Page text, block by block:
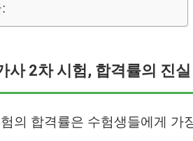
사 2차 시험, 합격률의 진실
의 합격률은 수험생들에게 가